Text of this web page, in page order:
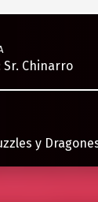
Sr. Chinarro
y